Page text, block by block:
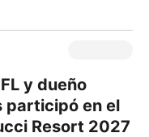
y dueño
participó en el
Resort 2027